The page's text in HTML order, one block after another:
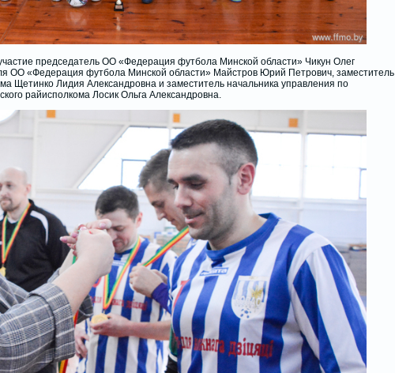
председатель ОО «Федерация футбола Минской области» Чикун Олег
ОО «Федерация футбола Минской области» Майстров Юрий Петрович, заместитель
Щетинко Лидия Александровна и заместитель начальника управления по
райисполкома Лосик Ольга Александровна.